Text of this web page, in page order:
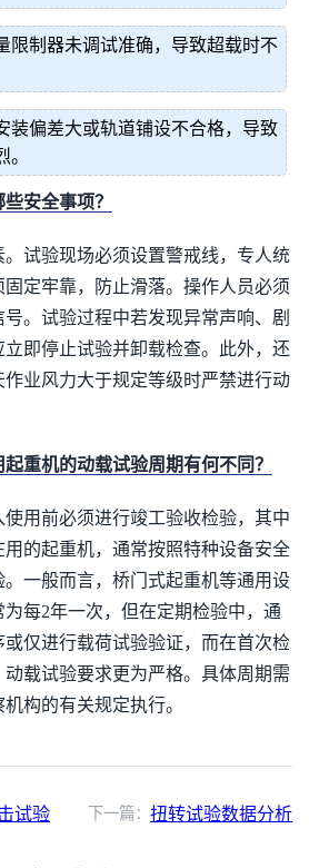
限制器未调试准确，导致超载时不
装偏差大或轨道铺设不合格，导致
安全事项？
试验现场必须设置警戒线，专人统
定牢靠，防止滑落。操作人员必须
。试验过程中若发现异常声响、剧
即停止试验并卸载检查。此外，还
业风力大于规定等级时严禁进行动
重机的动载试验周期有何不同？
用前必须进行竣工验收检验，其中
的起重机，通常按照特种设备安全
一般而言，桥门式起重机等通用设
每2年一次，但在定期检验中，通
仅进行载荷试验验证，而在首次检
载试验要求更为严格。具体周期需
构的有关规定执行。
试验 下一篇： 扭转试验数据分析